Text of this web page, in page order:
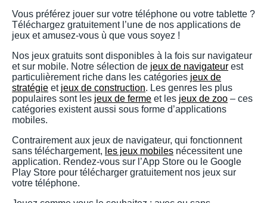
Vous préférez jouer sur votre téléphone ou votre tablette ?
Téléchargez gratuitement l’une de nos applications de
jeux et amusez-vous ù que vous soyez !
Nos jeux gratuits sont disponibles à la fois sur navigateur
et sur mobile. Notre sélection de jeux de navigateur est
particulièrement riche dans les catégories jeux de
stratégie et jeux de construction. Les genres les plus
populaires sont les jeux de ferme et les jeux de zoo – ces
catégories existent aussi sous forme d’applications
mobiles.
Contrairement aux jeux de navigateur, qui fonctionnent
sans téléchargement, les jeux mobiles nécessitent une
application. Rendez-vous sur l’App Store ou le Google
Play Store pour télécharger gratuitement nos jeux sur
votre téléphone.